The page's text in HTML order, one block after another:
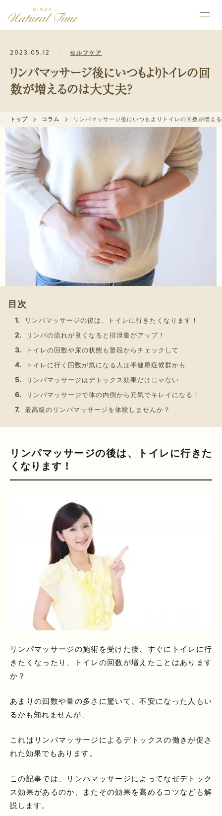
2023.05.12 セルフケア
リンパマッサージ後にいつもよりトイレの回
数が増えるのは大丈夫？
トップ コラム リンパマッサージ後にいつもよりトイレの回数が増え
目次
リンパマッサージの後は、トイレに行きたくなります！
リンパの流れが良くなると排泄量がアップ！
トイレの回数や尿の状態も普段からチェックして
トイレに行く回数が気になる人は半健康症候群かも
リンパマッサージはデトックス効果だけじゃない
リンパマッサージで体の内側から元気でキレイになる！
最高級のリンパマッサージを体験しませんか？
リンパマッサージの後は、トイレに行きた
くなります！
リンパマッサージの施術を受けた後、すぐにトイレに行
きたくなったり、トイレの回数が増えたことはあります
か？
あまりの回数や量の多さに驚いて、不安になった人もい
るかも知れませんが、
これはリンパマッサージによるデトックスの働きが促さ
れた効果でもあります。
この記事では、リンパマッサージによってなぜデトック
ス効果があるのか、またその効果を高めるコツなども解
説します。